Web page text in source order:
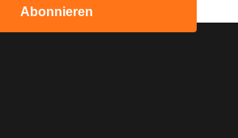
Abonnieren